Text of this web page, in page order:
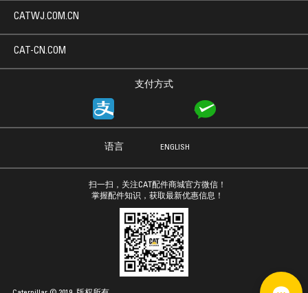
支付方式
CATWJ.COM.CN
CAT-CN.COM
语言 ENGLISH
扫一扫，关注CAT配件商城官方微信！
掌握配件知识，获取最新优惠信息！